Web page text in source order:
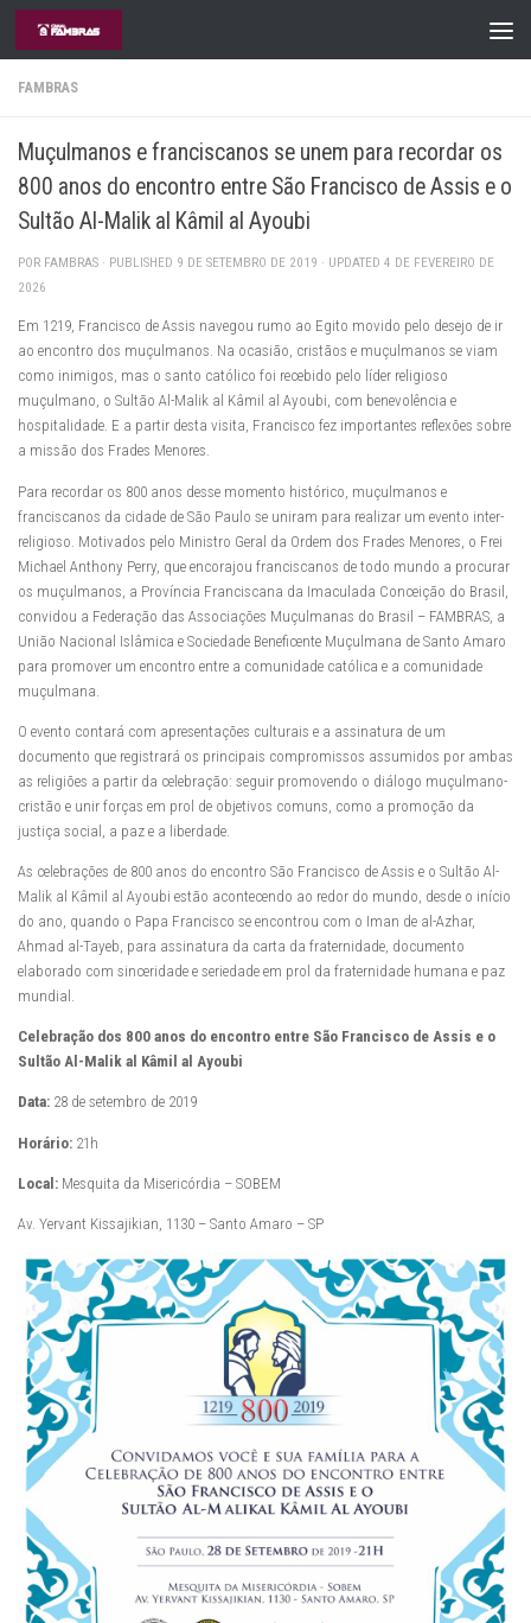
Skip to content
FAMBRAS
Muçulmanos e franciscanos se unem para recordar os
800 anos do encontro entre São Francisco de Assis e o
Sultão Al-Malik al Kâmil al Ayoubi
POR FAMBRAS · PUBLISHED 9 DE SETEMBRO DE 2019 · UPDATED 4 DE FEVEREIRO DE
2026
Em 1219, Francisco de Assis navegou rumo ao Egito movido pelo desejo de ir
ao encontro dos muçulmanos. Na ocasião, cristãos e muçulmanos se viam
como inimigos, mas o santo católico foi recebido pelo líder religioso
muçulmano, o Sultão Al-Malik al Kâmil al Ayoubi, com benevolência e
hospitalidade. E a partir desta visita, Francisco fez importantes reflexões sobre
a missão dos Frades Menores.
Para recordar os 800 anos desse momento histórico, muçulmanos e
franciscanos da cidade de São Paulo se uniram para realizar um evento inter-
religioso. Motivados pelo Ministro Geral da Ordem dos Frades Menores, o Frei
Michael Anthony Perry, que encorajou franciscanos de todo mundo a procurar
os muçulmanos, a Província Franciscana da Imaculada Conceição do Brasil,
convidou a Federação das Associações Muçulmanas do Brasil – FAMBRAS, a
União Nacional Islâmica e Sociedade Beneficente Muçulmana de Santo Amaro
para promover um encontro entre a comunidade católica e a comunidade
muçulmana.
O evento contará com apresentações culturais e a assinatura de um
documento que registrará os principais compromissos assumidos por ambas
as religiões a partir da celebração: seguir promovendo o diálogo muçulmano-
cristão e unir forças em prol de objetivos comuns, como a promoção da
justiça social, a paz e a liberdade.
As celebrações de 800 anos do encontro São Francisco de Assis e o Sultão Al-
Malik al Kâmil al Ayoubi estão acontecendo ao redor do mundo, desde o início
do ano, quando o Papa Francisco se encontrou com o Iman de al-Azhar,
Ahmad al-Tayeb, para assinatura da carta da fraternidade, documento
elaborado com sinceridade e seriedade em prol da fraternidade humana e paz
mundial.
Celebração dos 800 anos do encontro entre São Francisco de Assis e o
Sultão Al-Malik al Kâmil al Ayoubi
Data: 28 de setembro de 2019
Horário: 21h
Local: Mesquita da Misericórdia – SOBEM
Av. Yervant Kissajikian, 1130 – Santo Amaro – SP